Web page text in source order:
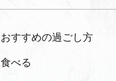
おすすめの過ごし方
食べる